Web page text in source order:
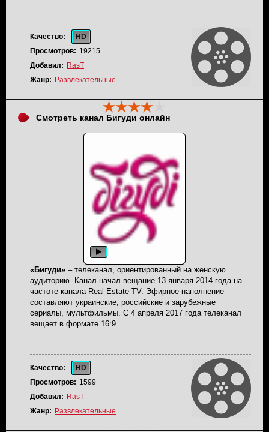
Качество:
HD
Просмотров: 19215
Добавил: RasT
Жанр: Развлекательные
Смотреть канал Бигуди онлайн
«Бигуди» – телеканал, ориентированный на женскую
аудиторию. Канал начал вещание 13 января 2014 года на
частоте канала Real Estate TV. Эфирное наполнение
составляют украинские, российские и зарубежные
сериалы, мультфильмы. С 4 апреля 2017 года телеканал
вещает в формате 16:9.
Качество:
HD
Просмотров: 1599
Добавил: RasT
Жанр: Развлекательные